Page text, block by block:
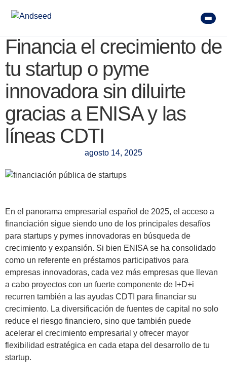
Financia el crecimiento de
tu startup o pyme
innovadora sin diluirte
gracias a ENISA y las
líneas CDTI
agosto 14, 2025
En el panorama empresarial español de 2025, el acceso a
financiación sigue siendo uno de los principales desafíos
para startups y pymes innovadoras en búsqueda de
crecimiento y expansión. Si bien ENISA se ha consolidado
como un referente en préstamos participativos para
empresas innovadoras, cada vez más empresas que llevan
a cabo proyectos con un fuerte componente de I+D+i
recurren también a las ayudas CDTI para financiar su
crecimiento. La diversificación de fuentes de capital no solo
reduce el riesgo financiero, sino que también puede
acelerar el crecimiento empresarial y ofrecer mayor
flexibilidad estratégica en cada etapa del desarrollo de tu
startup.